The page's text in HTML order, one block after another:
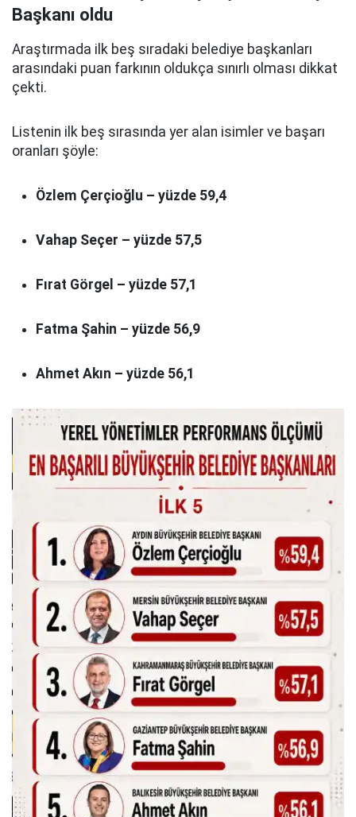
Başkanı oldu
Araştırmada ilk beş sıradaki belediye başkanları
arasındaki puan farkının oldukça sınırlı olması dikkat
çekti.
Listenin ilk beş sırasında yer alan isimler ve başarı
oranları şöyle:
Özlem Çerçioğlu – yüzde 59,4
Vahap Seçer – yüzde 57,5
Fırat Görgel – yüzde 57,1
Fatma Şahin – yüzde 56,9
Ahmet Akın – yüzde 56,1